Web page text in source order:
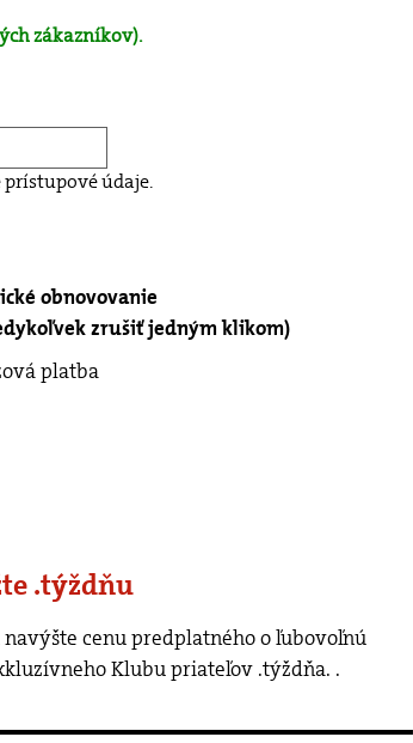
zákazníkov).
údaje.
obnovovanie
zrušiť jedným klikom)
platba
.týždňu
Klubu priateľov .týždňa. .